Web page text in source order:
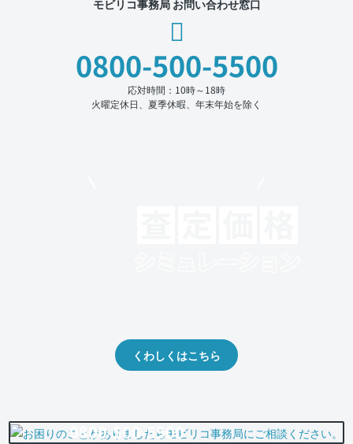
モビリコ事務局 お問い合わせ窓口
0800-500-5500
応対時間：10時～18時
火曜定休日、夏季休暇、年末年始を除く
くわしくはこちら
0800-500-5500